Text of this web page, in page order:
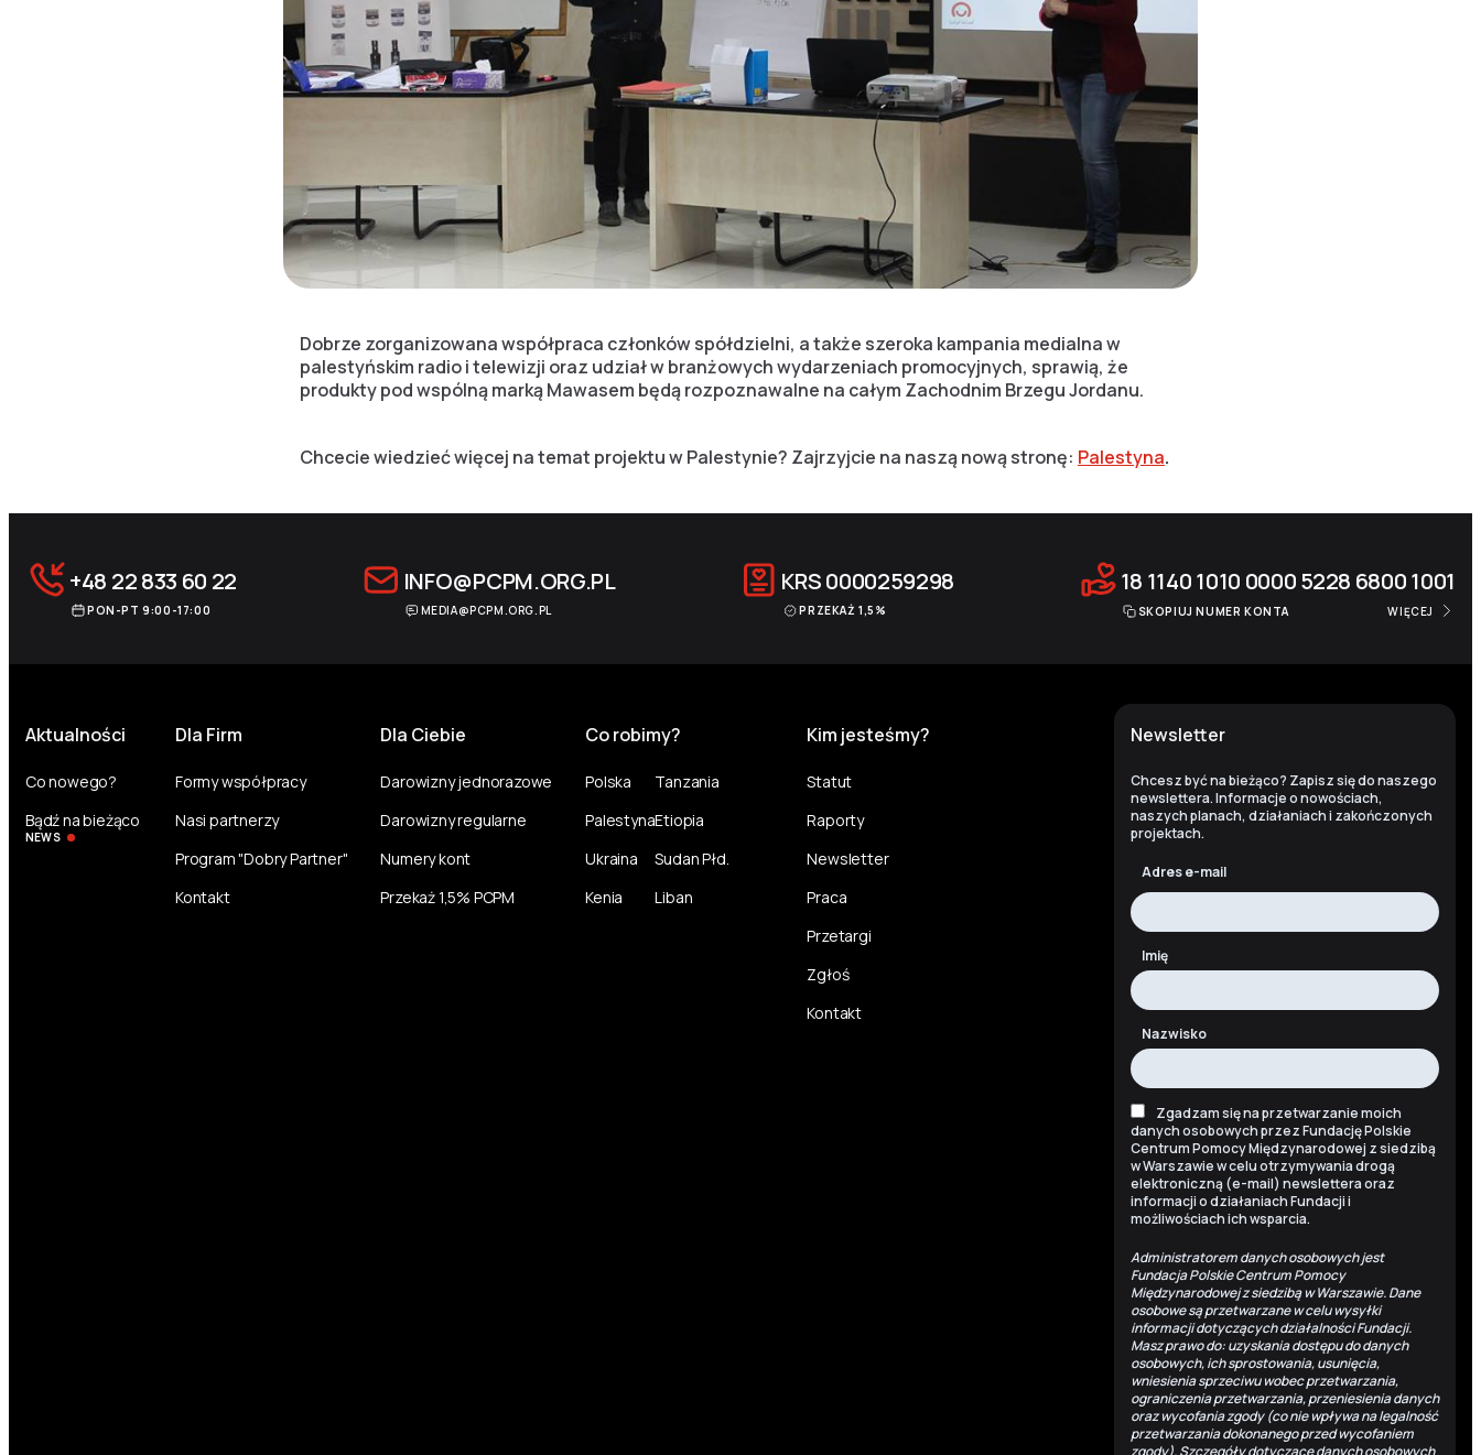
Dobrze zorganizowana współpraca członków spółdzielni, a także szeroka kampania medialna w
palestyńskim radio i telewizji oraz udział w branżowych wydarzeniach promocyjnych, sprawią, że
produkty pod wspólną marką Mawasem będą rozpoznawalne na całym Zachodnim Brzegu Jordanu.
Chcecie wiedzieć więcej na temat projektu w Palestynie? Zajrzyjcie na naszą nową stronę: Palestyna.
+48 22 833 60 22
PON-PT 9:00-17:00
INFO@PCPM.ORG.PL
MEDIA@PCPM.ORG.PL
KRS0000259298
PRZEKAŻ 1,5%
18 1140 1010 0000 5228 6800 1001
SKOPIUJ NUMER KONTA WIĘCEJ
Newsletter
Chcesz być na bieżąco? Zapisz się do naszego
newslettera. Informacje o nowościach,
naszych planach, działaniach i zakończonych
projektach.
Adres e-mail
Imię
Nazwisko
Zgadzam się na przetwarzanie moich
danych osobowych przez Fundację Polskie
Centrum Pomocy Międzynarodowej z siedzibą
w Warszawie w celu otrzymywania drogą
elektroniczną (e-mail) newslettera oraz
informacji o działaniach Fundacji i
możliwościach ich wsparcia.
Administratorem danych osobowych jest
Fundacja Polskie Centrum Pomocy
Międzynarodowej z siedzibą w Warszawie. Dane
osobowe są przetwarzane w celu wysyłki
informacji dotyczących działalności Fundacji.
Masz prawo do: uzyskania dostępu do danych
osobowych, ich sprostowania, usunięcia,
wniesienia sprzeciwu wobec przetwarzania,
ograniczenia przetwarzania, przeniesienia danych
oraz wycofania zgody (co nie wpływa na legalność
przetwarzania dokonanego przed wycofaniem
Aktualności
Co nowego?
Bądź na bieżąco
NEWS
Dla Firm
Formy współpracy
Nasi partnerzy
Program "Dobry Partner"
Kontakt
Dla Ciebie
Darowizny jednorazowe
Darowizny regularne
Numery kont
Przekaż 1,5% PCPM
Co robimy?
Polska
Palestyna
Ukraina
Kenia
Tanzania
Etiopia
Sudan Płd.
Liban
Kim jesteśmy?
Statut
Raporty
Newsletter
Praca
Przetargi
Zgłoś
Kontakt